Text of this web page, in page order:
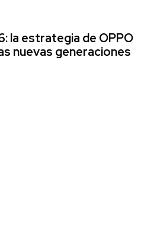
la estrategia de OPPO
nuevas generaciones